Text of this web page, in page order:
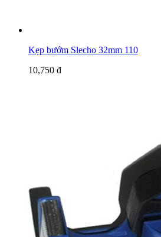
Kẹp bướm Slecho 32mm 110
10,750 đ